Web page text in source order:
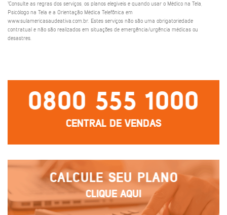
¹Consulte as regras dos serviços, os planos elegíveis e quando usar o Médico na Tela,
Psicólogo na Tela e a Orientação Médica Telefônica em
www.sulamericasaudeativa.com.br. Estes serviços não são uma obrigatoriedade
contratual e não são realizados em situações de emergência/urgência médicas ou
desastres.
0800 555 1000
CENTRAL DE VENDAS
CALCULE SEU PLANO
CLIQUE AQUI